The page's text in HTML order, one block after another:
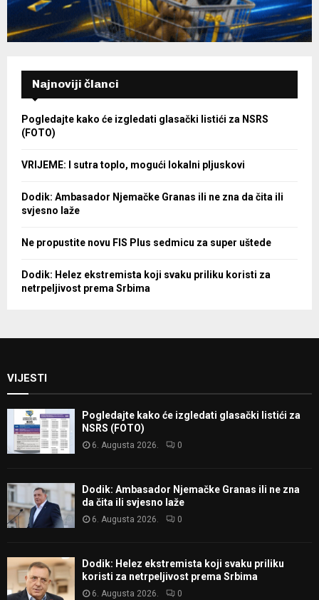
Najnoviji članci
Pogledajte kako će izgledati glasački listići za NSRS
(FOTO)
VRIJEME: I sutra toplo, mogući lokalni pljuskovi
Dodik: Ambasador Njemačke Granas ili ne zna da čita ili
svjesno laže
Ne propustite novu FIS Plus sedmicu za super uštede
Dodik: Helez ekstremista koji svaku priliku koristi za
netrpeljivost prema Srbima
VIJESTI
Pogledajte kako će izgledati glasački listići za
NSRS (FOTO)
6. Augusta 2026. 0
Dodik: Ambasador Njemačke Granas ili ne zna
da čita ili svjesno laže
6. Augusta 2026. 0
Dodik: Helez ekstremista koji svaku priliku
koristi za netrpeljivost prema Srbima
6. Augusta 2026. 0